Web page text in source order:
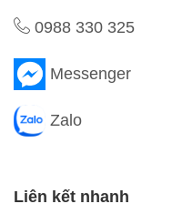
0988 330 325
Messenger
Zalo
Liên kết nhanh